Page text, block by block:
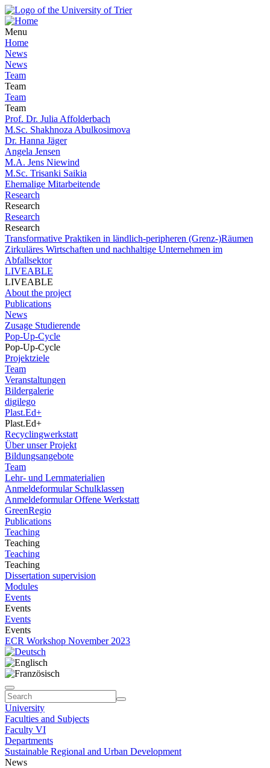
Menu
Home
News
News
Team
Team
Team
Team
Prof. Dr. Julia Affolderbach
M.Sc. Shakhnoza Abulkosimova
Dr. Hanna Jäger
Angela Jensen
M.A. Jens Niewind
M.Sc. Trisanki Saikia
Ehemalige Mitarbeitende
Research
Research
Research
Research
Transformative Praktiken in ländlich-peripheren (Grenz-)Räumen
Zirkuläres Wirtschaften und nachhaltige Unternehmen im
Abfallsektor
LIVEABLE
LIVEABLE
About the project
Publications
News
Zusage Studierende
Pop-Up-Cycle
Pop-Up-Cycle
Projektziele
Team
Veranstaltungen
Bildergalerie
digilego
Plast.Ed+
Plast.Ed+
Recyclingwerkstatt
Über unser Projekt
Bildungsangebote
Team
Lehr- und Lernmaterialien
Anmeldeformular Schulklassen
Anmeldeformular Offene Werkstatt
GreenRegio
Publications
Teaching
Teaching
Teaching
Teaching
Dissertation supervision
Modules
Events
Events
Events
Events
ECR Workshop November 2023
University
Faculties and Subjects
Faculty VI
Departments
Sustainable Regional and Urban Development
News